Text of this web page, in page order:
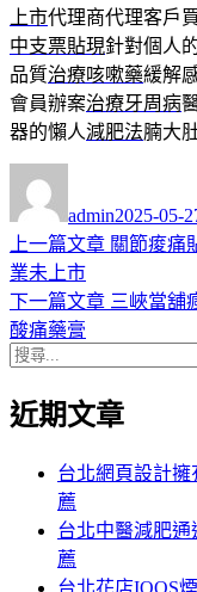
上市代理商代理客戶
中支票貼現針對個人
品質治療咳嗽藥緩解
會員辦案治療牙周病
器的懶人減肥法腩大
者
admin佈
日
2025-05-
文
章
導
覽
上一篇文章 上
篇
關節痠痛
業未上市
下一篇文章 下
章:
三峽當舖
酸痛藥膏
搜
關
近期文章
台北網頁設計
薦
台北中醫減肥
薦
台北花店IQOS